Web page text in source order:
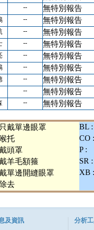
-- 無特別報告
-- 無特別報告
-- 無特別報告
-- 無特別報告
-- 無特別報告
-- 無特別報告
-- 無特別報告
-- 無特別報告
-- 無特別報告
只戴單邊眼罩
BL :
喉托
CO :
頭罩
P :
羊毛額箍
SR :
單邊開縫眼罩
XB :
除去
及資訊 分析